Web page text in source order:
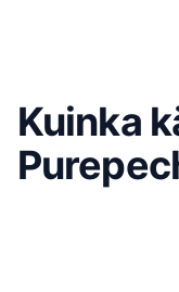
Kuinka